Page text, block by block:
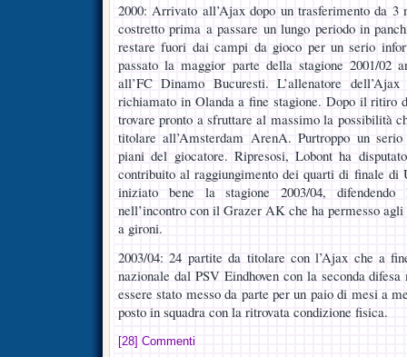
2000: Arrivato all’Ajax dopo un trasferimento da
costretto prima a passare un lungo periodo in
restare fuori dai campi da gioco per un serio
passato la maggior parte della stagione 2001/02
all’FC Dinamo Bucuresti. L’allenatore
richiamato in Olanda a fine stagione. Dopo il ritiro
trovare pronto a sfruttare al massimo la possibilità
titolare all’Amsterdam ArenA. Purtroppo un
piani del giocatore. Ripresosi, Lobont ha
contribuito al raggiungimento dei quarti di finale di
iniziato bene la stagione 2003/04,
nell’incontro con il Grazer AK che ha permesso
a gironi.
2003/04: 24 partite da titolare con l’Ajax che a
nazionale dal PSV Eindhoven con la seconda
essere stato messo da parte per un paio di mesi a
posto in squadra con la ritrovata condizione fisica.
[28] Commenti